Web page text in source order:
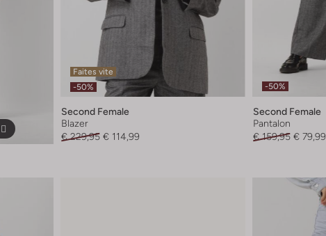
Faites vite
-50%
Second Female
Blazer
€ 229,95 € 114,99
-50%
Second Female
Pantalon
€ 159,95 € 79,99